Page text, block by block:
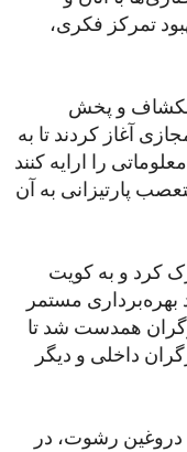
تمرکز فکری،
انکشاف و پخش
آغاز کردند تا به
را ارایه کنند
پارتیزانی به آن
کرد و به کویت
مستمر
همدست شد تا
داخلی و دیگر
دروغین رشوت، در